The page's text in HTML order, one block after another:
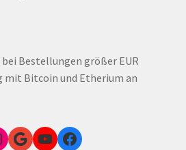
Bestellungen größer EUR
mit Bitcoin und Etherium an
Google Link zum FunShop WienYouTubeFacebook